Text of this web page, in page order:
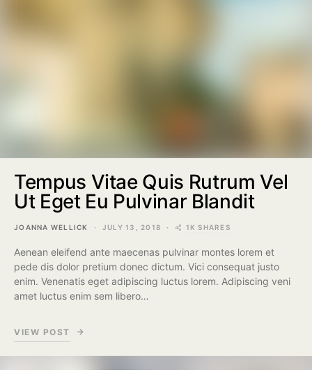
Tempus Vitae Quis Rutrum Vel
Ut Eget Eu Pulvinar Blandit
JOANNA WELLICK JULY 13, 2018 1K SHARES
Aenean eleifend ante maecenas pulvinar montes lorem et
pede dis dolor pretium donec dictum. Vici consequat justo
enim. Venenatis eget adipiscing luctus lorem. Adipiscing veni
amet luctus enim sem libero…
VIEW POST